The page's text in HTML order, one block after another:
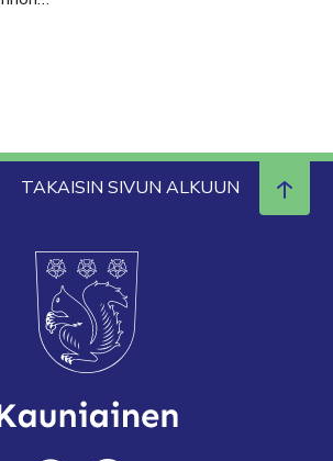
TAKAISIN SIVUN ALKUUN